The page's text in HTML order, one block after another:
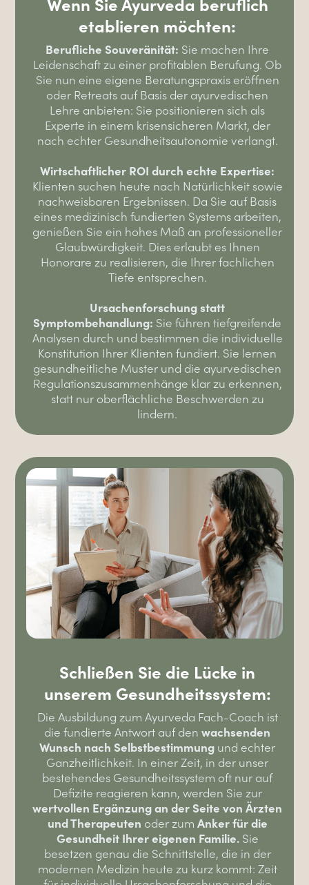
etablieren möchten:
Berufliche Souveränität: Sie machen Ihre
Leidenschaft zu einer profitablen Berufung. Ob
Sie nun eine eigene Beratungspraxis eröffnen
oder Retreats auf Basis der ayurvedischen
Lehre anbieten: Sie positionieren sich als
Experte in einem krisensicheren Markt, der
nach echter Gesundheitsautonomie verlangt.
Wirtschaftlicher ROI durch echte Expertise:
Klienten suchen heute nach Natürlichkeit sowie
nachweisbaren Ergebnissen. Da Sie auf Basis
eines medizinisch fundierten Systems arbeiten,
genießen Sie ein hohes Maß an professioneller
Glaubwürdigkeit. Dies erlaubt es Ihnen
Honorare zu realisieren, die Ihrer fachlichen
Tiefe entsprechen.
Ursachenforschung statt
Symptombehandlung: Sie führen tiefgreifende
Analysen durch und bestimmen die individuelle
Konstitution Ihrer Klienten fundiert. Sie lernen
gesundheitliche Muster und die ayurvedischen
Regulationszusammenhänge klar zu erkennen,
statt nur oberflächliche Beschwerden zu
lindern.
Schließen Sie die Lücke in
unserem Gesundheitssystem:
Die Ausbildung zum Ayurveda Fach-Coach ist
die fundierte Antwort auf den wachsenden
Wunsch nach Selbstbestimmung und echter
Ganzheitlichkeit. In einer Zeit, in der unser
bestehendes Gesundheitssystem oft nur auf
Defizite reagieren kann, werden Sie zur
wertvollen Ergänzung an der Seite von Ärzten
und Therapeuten oder zum Anker für die
Gesundheit Ihrer eigenen Familie.Sie
besetzen genau die Schnittstelle, die in der
modernen Medizin heute zu kurz kommt: Zeit